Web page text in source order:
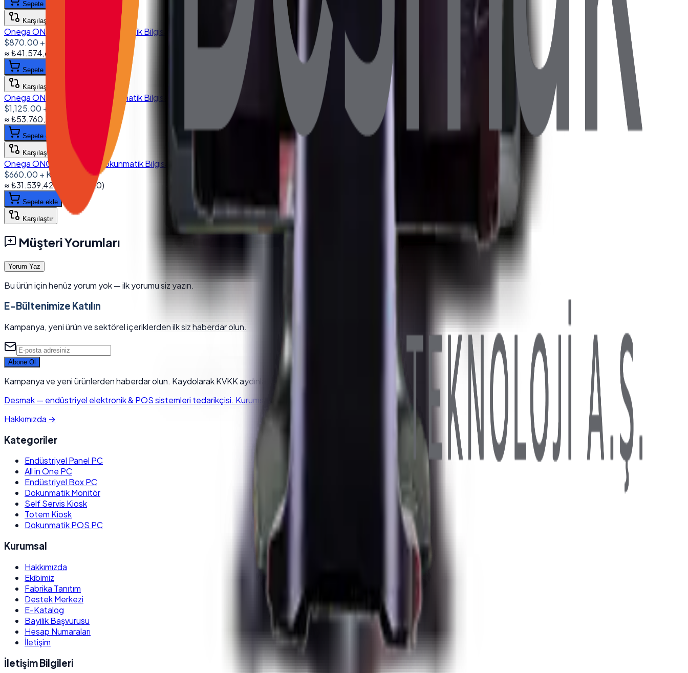
Sepete ekle
Karşılaştır
Onega ONG-1560 15.6'' Dokunmatik Bilgisayar I5 6200U 8GB DDR4 128GB SSD 10.1" Müşteri Ekranlı
$870.00 + KDV
≈₺41.574,69
Sepete ekle
Karşılaştır
Onega ONG-1560 15.6'' Dokunmatik Bilgisayar I5 8250U 16GB DDR4 256GB NVMe SSD 10.1" Müşteri Ekranlı
$1,125.00 + KDV
≈₺53.760,38 + KDV
Sepete ekle
Karşılaştır
Onega ONG-1850 18.5'' Dokunmatik Bilgisayar I5 4200U 8GB 128GB SSD 10.1" Müşteri Ekranlı
$660.00 + KDV
≈₺31.539,42 20)
Sepete ekle
Karşılaştır
Müşteri Yorumları
Yorum Yaz
Bu ürün için henüz yorum yok — ilk yorumu siz yazın.
E-Bültenimize Katılın
Kampanya, yeni ürün ve sektörel içeriklerden ilk siz haberdar olun.
Abone Ol
Kampanya ve yeni ürünlerden haberdar olun. Kaydolarak KVKK aydınlatma metnini kabul edersiniz.
Desmak— endüstriyel elektronik & POS sistemleri tedarikçisi. Kurumsal kalite, hızlı kargo, satış sonrası destek.
Hakkımızda →
Kategoriler
Endüstriyel Panel PC
All in One PC
Endüstriyel Box PC
Dokunmatik Monitör
Self Servis Kiosk
Totem Kiosk
Dokunmatik POS PC
Kurumsal
Hakkımızda
Ekibimiz
Fabrika Tanıtım
Destek Merkezi
E-Katalog
Bayilik Başvurusu
Hesap Numaraları
İletişim
İletişim Bilgileri